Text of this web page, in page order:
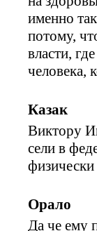
именно
потому,
власти,
человека,
Казак
Виктору
сели в
Орало
Да че ему